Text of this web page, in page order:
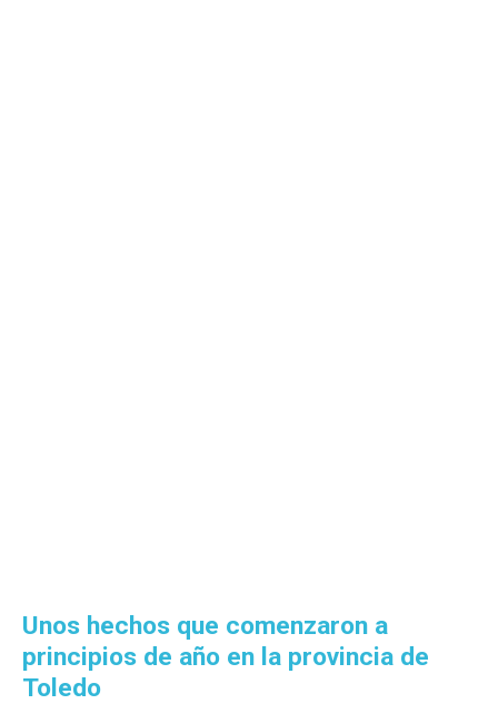
Unos hechos que comenzaron a
principios de año en la provincia de
Toledo